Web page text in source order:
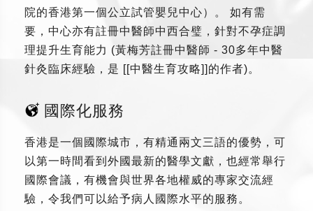
院的香港第一個公立試管嬰兒中心）。 如有需
要，中心亦有註冊中醫師中西合璧，針對不孕症調
理提升生育能力 (黃梅芳註冊中醫師 - 30多年中醫
針灸臨床經驗，是 [[中醫生育攻略]]的作者)。
國際化服務
香港是一個國際城市，有精通兩文三語的優勢，可
以第一時間看到外國最新的醫學文獻，也經常舉行
國際會議，有機會與世界各地權威的專家交流經
驗，令我們可以給予病人國際水平的服務。